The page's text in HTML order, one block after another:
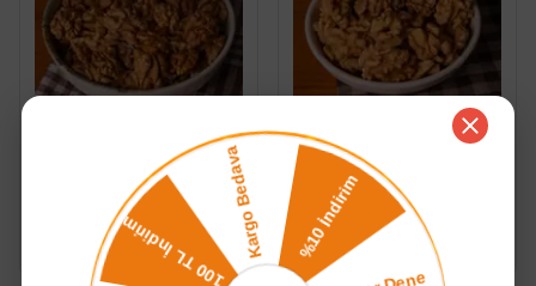
Lüks Kuruyemiş
CEVİZ İÇİ
300.00 TL 600.00 TL
Lüks Kuruyemiş
YERLİ KELEBEK CEVİZ İÇİ
375.00 TL 750.00 TL